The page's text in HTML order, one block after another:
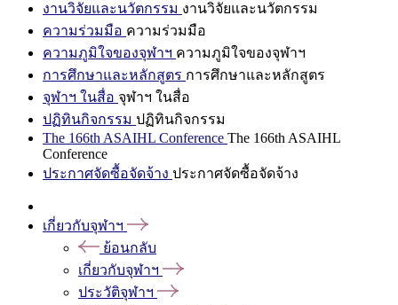
งานวิจัยและนวัตกรรม งานวิจัยและนวัตกรรม
ความร่วมมือ ความร่วมมือ
ความภูมิใจของจุฬาฯ ความภูมิใจของจุฬาฯ
การศึกษาและหลักสูตร การศึกษาและหลักสูตร
จุฬาฯ ในสื่อ จุฬาฯ ในสื่อ
ปฏิทินกิจกรรม ปฏิทินกิจกรรม
The 166th ASAIHL Conference The 166th ASAIHL
Conference
ประกาศจัดซื้อจัดจ้าง ประกาศจัดซื้อจัดจ้าง
เกี่ยวกับจุฬาฯ
ย้อนกลับ
เกี่ยวกับจุฬาฯ
ประวัติจุฬาฯ